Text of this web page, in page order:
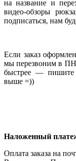
на название и
видео-обзоры
подписаться, нам
Если заказ
мы перезвоним в
быстрее — пишите
выше =))
Наложенный
Оплата заказа на